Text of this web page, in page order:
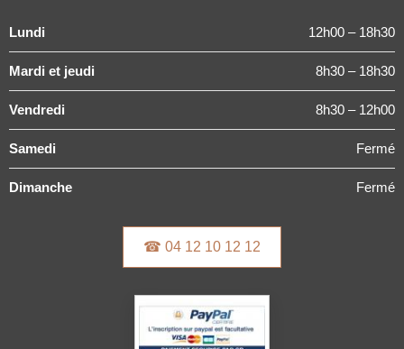
Lundi 12h00 – 18h30
Mardi et jeudi 8h30 – 18h30
Vendredi 8h30 – 12h00
Samedi Fermé
Dimanche Fermé
☎ 04 12 10 12 12